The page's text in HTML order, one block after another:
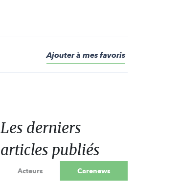
Ajouter à mes favoris
Les derniers
articles publiés
Acteurs Carenews